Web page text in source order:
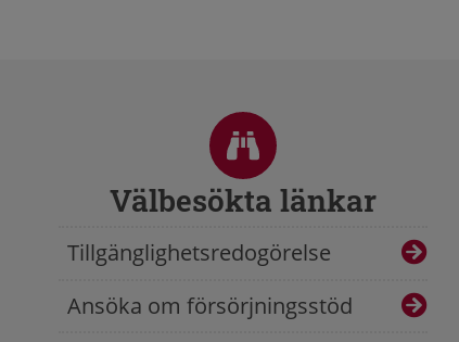
Välbesökta länkar
Tillgänglighetsredogörelse
Ansöka om försörjningsstöd